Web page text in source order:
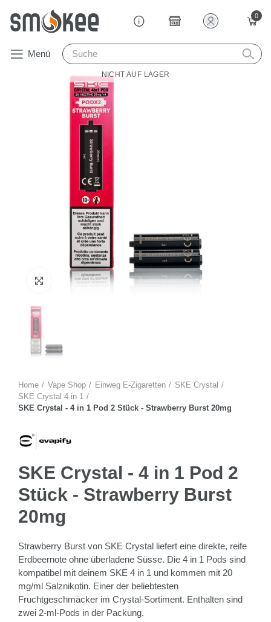
0
Menü
NICHT AUF LAGER
Zum Vergrössern anklicken
Home Vape Shop Einweg E-Zigaretten
SKE Crystal
SKE Crystal 4 in 1
SKE Crystal - 4 in 1 Pod 2 Stück - Strawberry Burst 20mg
SKE Crystal - 4 in 1 Pod 2
Stück - Strawberry Burst
20mg
Strawberry Burst von SKE Crystal liefert eine direkte, reife
Erdbeernote ohne überladene Süsse. Die 4 in 1 Pods sind
kompatibel mit deinem SKE 4 in 1 und kommen mit 20
mg/ml Salznikotin. Einer der beliebtesten
Fruchtgeschmäcker im Crystal-Sortiment. Enthalten sind
zwei 2-ml-Pods in der Packung.